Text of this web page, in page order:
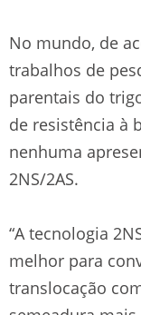
No mundo, de
trabalhos de
parentais do
de resistência à
nenhuma
2NS/2AS.
“A tecnologia
melhor para
translocação